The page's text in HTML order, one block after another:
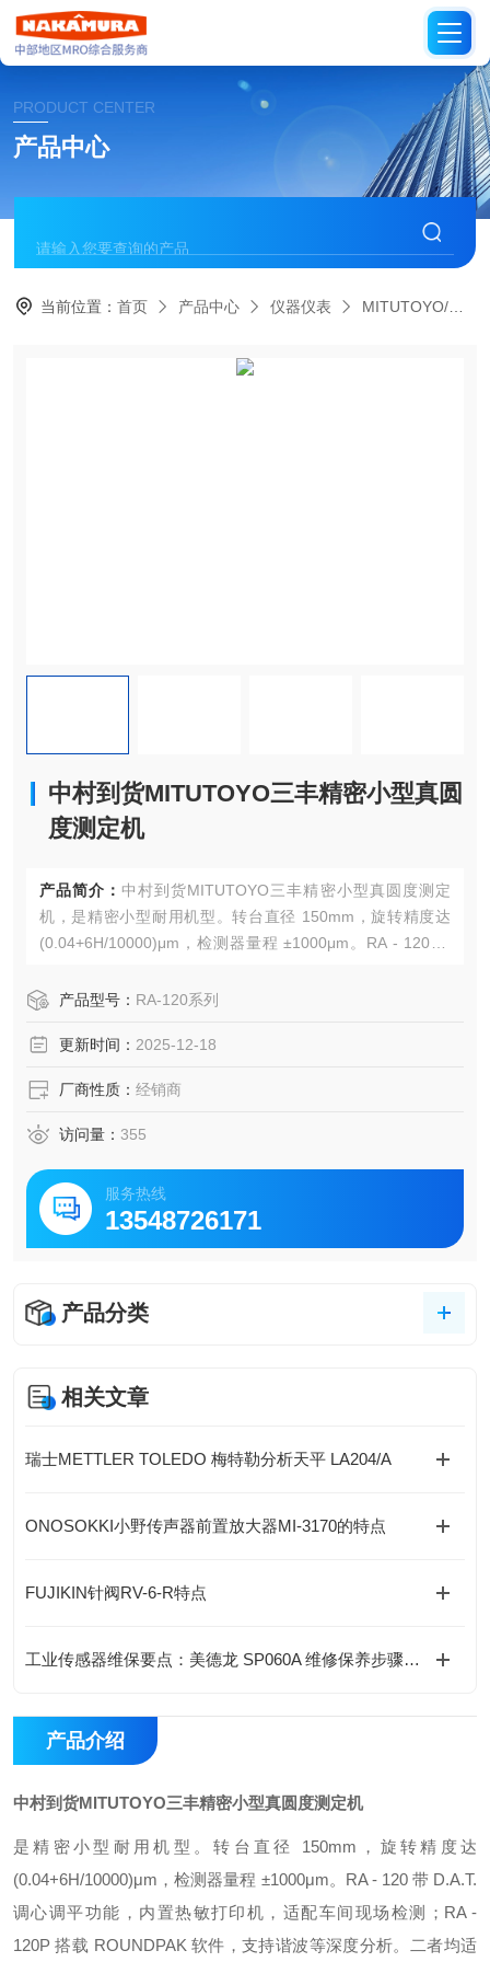
PRODUCT CENTER
产品中心
当前位置：首页 产品中心 仪器仪表 MITUTOYO/日本三丰
中村到货MITUTOYO三丰精密小型真圆
度测定机
产品简介： 中村到货MITUTOYO三丰精密小型真圆度测定
机，是精密小型耐用机型。转台直径 150mm，旋转精度达
(0.04+6H/10000)μm，检测器量程 ±1000μm。RA - 120 带
测；RA - 120P 搭载 ROUNDPAK 软件，支持谐波等深度分
研发的多样检测需求。
产品型号： RA-120系列
更新时间： 2025-12-18
厂商性质： 经销商
访问量： 355
服务热线
13548726171
产品分类
相关文章
瑞士METTLER TOLEDO 梅特勒分析天平 LA204/A
ONOSOKKI小野传声器前置放大器MI-3170的特点
FUJIKIN针阀RV-6-R特点
工业传感器维保要点：美德龙 SP060A 维修保养步骤详解
产品介绍
中村到货MITUTOYO三丰精密小型真圆度测定机
是精密小型耐用机型。转台直径 150mm，旋转精度达
(0.04+6H/10000)μm，检测器量程 ±1000μm。RA - 120 带 D.A.T.
调心调平功能，内置热敏打印机，适配车间现场检测；RA -
120P 搭载 ROUNDPAK 软件，支持谐波等深度分析。二者均适